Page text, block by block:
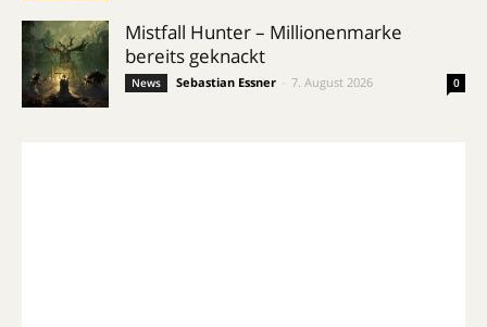
Mistfall Hunter – Millionenmarke
bereits geknackt
News Sebastian Essner 7. August 2026 0